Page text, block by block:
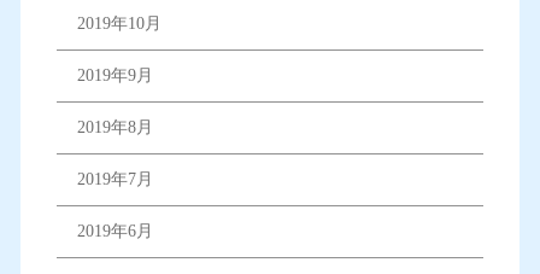
2019年10月
2019年9月
2019年8月
2019年7月
2019年6月